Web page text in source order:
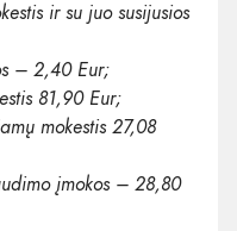
ir su juo susijusios
– 2,40 Eur;
81,90 Eur;
mokestis 27,08
įmokos – 28,80